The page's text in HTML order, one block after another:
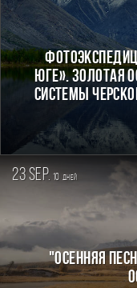
Юге». Золотая
системы
23 sep. 10 дней
"ОСЕННЯЯ